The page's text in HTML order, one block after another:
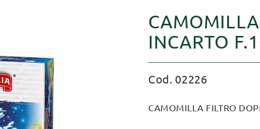
INCARTO
Cod. 02226
CAMOMILLA FILTRO